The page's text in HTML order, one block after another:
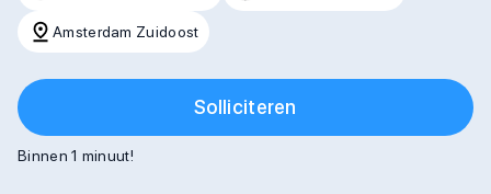
Amsterdam Zuidoost
Solliciteren
Binnen 1 minuut!